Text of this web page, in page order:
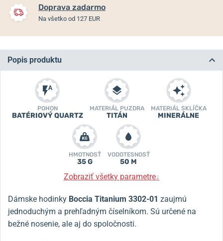
Doprava zadarmo
Na všetko od 127 EUR
Popis produktu
POHON
BATÉRIOVÝ QUARTZ
MATERIÁL PUZDRA
TITÁN
MATERIÁL SKLÍČKA
MINERÁLNE
HMOTNOSŤ
35 G
VODOTESNOSŤ
50 M
Zobraziť všetky parametre↓
Dámske hodinky Boccia Titanium 3302-01 zaujmú
jednoduchým a prehľadným číselníkom. Sú určené na
bežné nosenie, ale aj do spoločnosti.